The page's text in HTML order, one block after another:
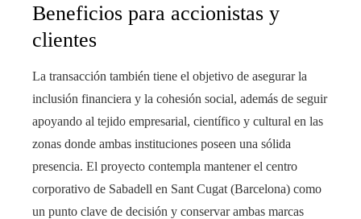
Beneficios para accionistas y
clientes
La transacción también tiene el objetivo de asegurar la
inclusión financiera y la cohesión social, además de seguir
apoyando al tejido empresarial, científico y cultural en las
zonas donde ambas instituciones poseen una sólida
presencia. El proyecto contempla mantener el centro
corporativo de Sabadell en Sant Cugat (Barcelona) como
un punto clave de decisión y conservar ambas marcas